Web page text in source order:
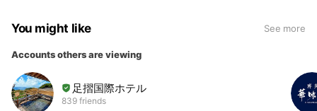
You might like See more
Accounts others are viewing
足摺国際ホテル
839 friends